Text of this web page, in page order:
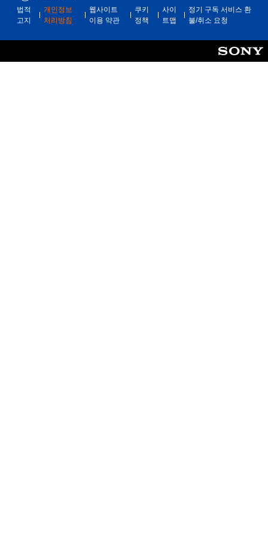
법적
고지
개인정보
처리방침
웹사이트
이용 약관
쿠키
정책
사이
트맵
정기 구독 서비스 환
불/취소 요청